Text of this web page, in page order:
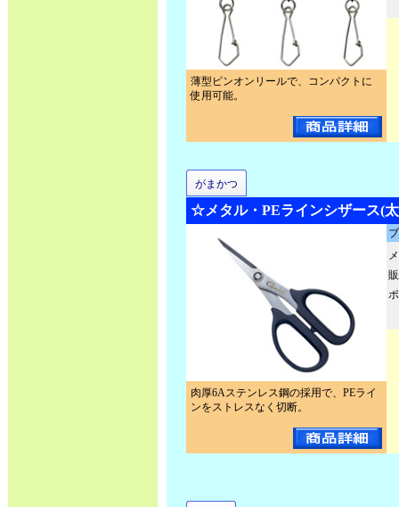
薄型ピンオンリールで、コンパクトに
使用可能。
がまかつ
☆メタル・PEラインシザース(
肉厚6Aステンレス鋼の採用で、PEライ
ンをストレスなく切断。